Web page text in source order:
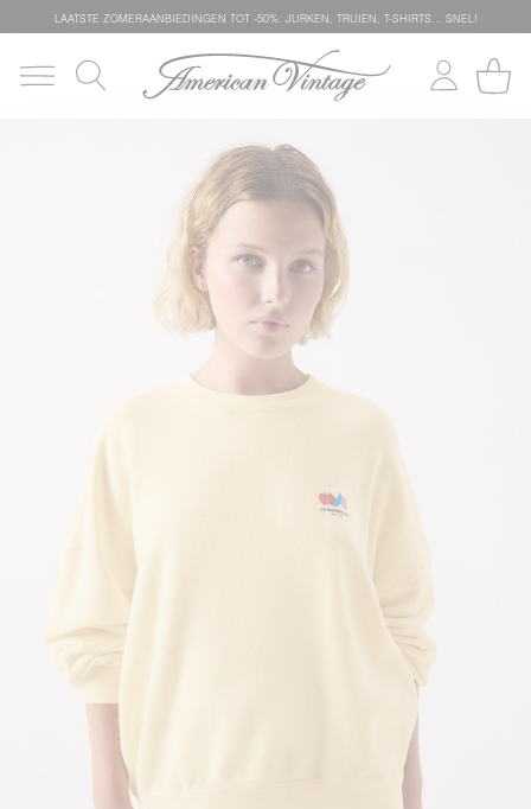
LAATSTE ZOMERAANBIEDINGEN TOT -50%: JURKEN, TRUIEN, T-SHIRTS… SNEL!